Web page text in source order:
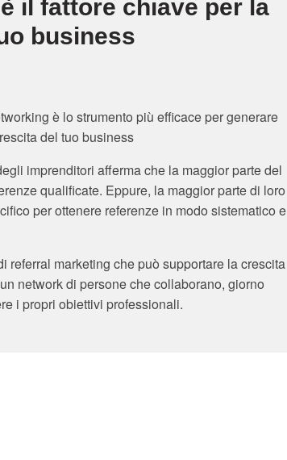
il fattore chiave per la
business
è lo strumento più efficace per generare
del tuo business
imprenditori afferma che la maggior parte del
qualificate. Eppure, la maggior parte di loro
per ottenere referenze in modo sistematico e
referral marketing che può supportare la crescita
network di persone che collaborano, giorno
i propri obiettivi professionali.